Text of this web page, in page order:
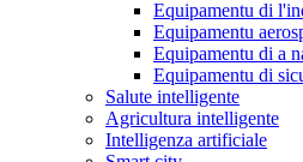
Equipamentu di
Equipamentu
Equipamentu di a
Equipamentu di
Salute intelligente
Agricultura intelligente
Intelligenza artificiale